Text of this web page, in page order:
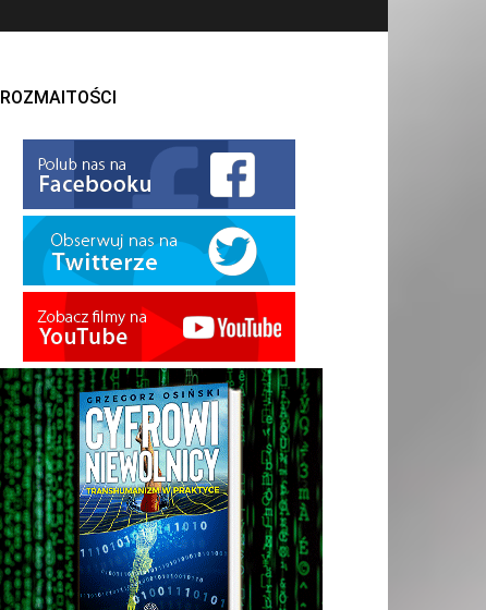
ROZMAITOŚCI